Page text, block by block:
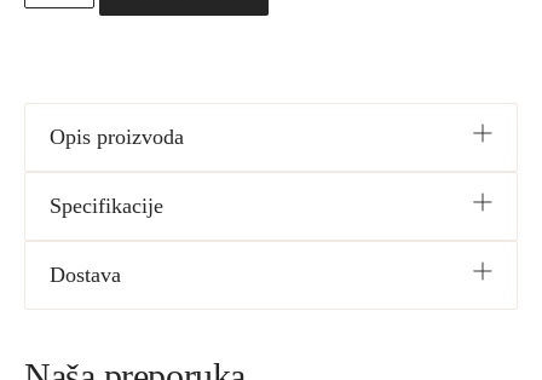
Opis proizvoda
Specifikacije
Dostava